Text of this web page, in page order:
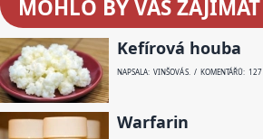
MOHLO BY VÁS ZAJÍMAT
Kefírová houba
NAPSALA: VINŠOVÁ S. / KOMENTÁŘŮ: 127
Warfarin